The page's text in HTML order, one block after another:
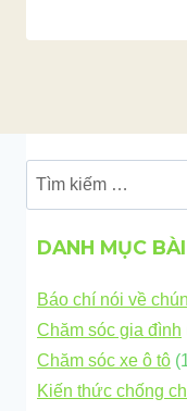
Tìm
kiếm
cho:
DANH MỤC
Báo chí nói về
Chăm sóc gia đình
Chăm sóc xe ô tô
Kiến thức chống